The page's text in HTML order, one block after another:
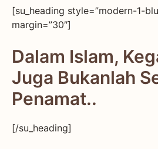
[su_heading style=”modern-1-
margin=”30″]
Dalam Islam,
Juga Bukanlah
Penamat..
[/su_heading]